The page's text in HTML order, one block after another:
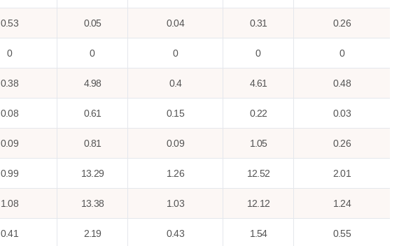
0.53 0.05 0.04 0.31 0.26
0 0 0 0 0
0.38 4.98 0.4 4.61 0.48
0.08 0.61 0.15 0.22 0.03
0.09 0.81 0.09 1.05 0.26
0.99 13.29 1.26 12.52 2.01
1.08 13.38 1.03 12.12 1.24
0.41 2.19 0.43 1.54 0.55